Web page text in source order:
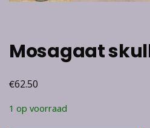
Mosagaat
€62.50
1 op voorraad